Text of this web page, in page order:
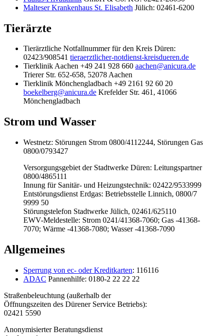
Malteser Krankenhaus St. Elisabeth Jülich: 02461-6200
Tierärzte
Tierärztliche Notfallnummer für den Kreis Düren:
02423/908541 tieraerztlicher-notdienst-kreisdueren.de
Tierklinik Aachen +49 241 928 660 aachen@anicura.de
Trierer Str. 652-658, 52078 Aachen
Tierklinik Mönchengladbach +49 2161 92 60 20
boekelberg@anicura.de Krefelder Str. 461, 41066
Mönchengladbach
Strom und Wasser
Westnetz: Störungen Strom 0800/4112244, Störungen Gas
0800/0793427
Versorgungsgebiet der Stadtwerke Düren: Leitungspartner
0800/4865111
Innung für Sanitär- und Heizungstechnik: 02422/9533999
Entstörungsdienst Erdgas: Betriebsstelle Linnich, 0800/7
9999 50
Störungstelefon Stadtwerke Jülich, 02461/625110
EWV-Meldestelle: Strom 0241/41368-7060; Gas -41368-
7070; Wärme -41368-7080; Wasser -41368-7090
Allgemeines
Sperrung von ec- oder Kreditkarten: 116116
ADAC Pannenhilfe: 0180-2 22 22 22
Straßenbeleuchtung (außerhalb der
Öffnungszeiten des Dürener Service Betriebs):
02421 5590
Anonymisierter Beratungsdienst